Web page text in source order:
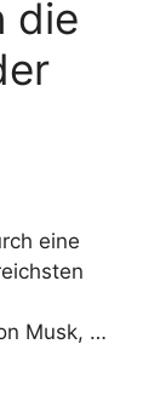
die
eine
Musk, …